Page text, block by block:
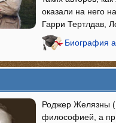
оказали на него
Гарри Тертлдав,
Биография
Роджер Желязны
философией, а